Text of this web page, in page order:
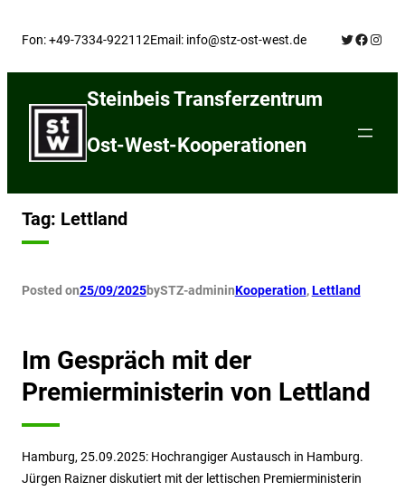
Fon: +49-7334-922112Email: info@stz-ost-west.de Twitter
Steinbeis Transferzentrum
Ost-West-Kooperationen
Tag: Lettland
Posted on25/09/2025bySTZ-admininKooperation, Lettland
Im Gespräch mit der
Premierministerin von Lettland
Hamburg, 25.09.2025: Hochrangiger Austausch in Hamburg.
Jürgen Raizner diskutiert mit der lettischen Premierministerin